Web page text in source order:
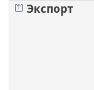
Экспорт